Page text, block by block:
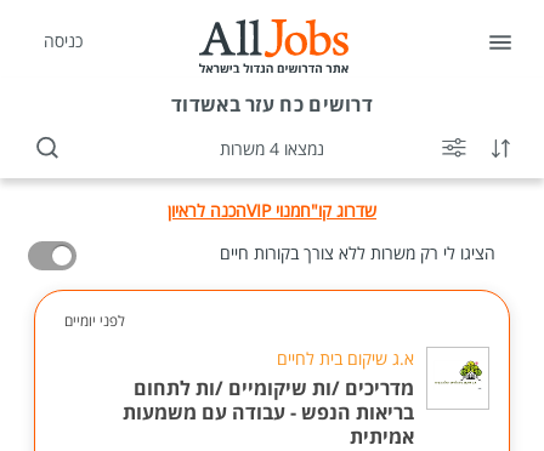
כניסה
דרושיםכח עזר באשדוד
נמצאו 4 משרות
שדרוג קו"חמנוי VIP
הכנה לראיון
הציגו לי רק משרות ללא צורך בקורות חיים
לפני יומיים
א.ג שיקום בית לחיים
מדריכים /ות שיקומיים /ות לתחום
בריאות הנפש - עבודה עם משמעות
אמיתית